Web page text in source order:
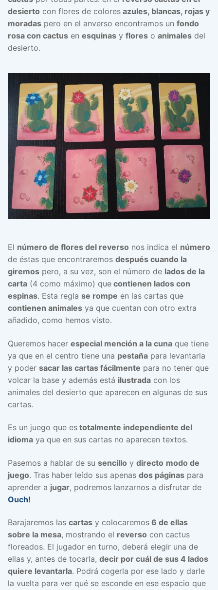
desierto con flores de colores azules, blancas, rojas y
moradas pero en el anverso encontramos un fondo
rosa con cactus en esquinas y flores o animales del
desierto.
El número de flores del reverso nos indica el número
de éstas que encontraremos después cuando la
giremos pero, a su vez, son el número de lados de la
carta (4 como máximo) que contienen lados con
espinas. Esta regla se rompe en las cartas que
contienen animales ya que cuentan con otro extra
añadido, como hemos visto.
Queremos hacer especial mención a la cuna que tiene
ya que en el centro tiene una pestaña para levantarla
y poder sacar las cartas fácilmente para no tener que
volcar la base y además está ilustrada con los
animales del desierto que aparecen en algunas de sus
cartas.
Es un juego que es totalmente independiente del
idioma ya que en sus cartas no aparecen textos.
Pasemos a hablar de su sencillo y directo modo de
juego. Tras haber leído sus apenas dos páginas para
aprender a jugar, podremos lanzarnos a disfrutar de
Ouch!
Barajaremos las cartas y colocaremos 6 de ellas
sobre la mesa, mostrando el reverso con cactus
floreados. El jugador en turno, deberá elegir una de
ellas y, antes de tocarla, decir por cuál de sus 4 lados
quiere levantarla. Podrá cogerla por ese lado y darle
la vuelta para ver qué se esconde en ese espacio que